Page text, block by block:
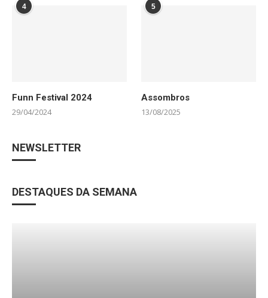
4
Funn Festival 2024
29/04/2024
5
Assombros
13/08/2025
NEWSLETTER
DESTAQUES DA SEMANA